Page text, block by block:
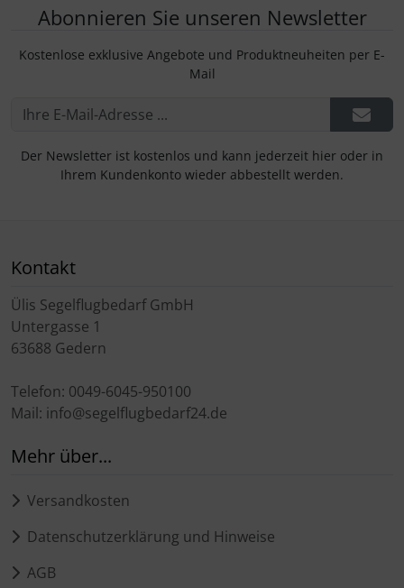
Abonnieren Sie unseren Newsletter
Kostenlose exklusive Angebote und Produktneuheiten per E-
Mail
Der Newsletter ist kostenlos und kann jederzeit hier oder in
Ihrem Kundenkonto wieder abbestellt werden.
Kontakt
Ülis Segelflugbedarf GmbH
Untergasse 1
63688 Gedern
Telefon: 0049-6045-950100
Mail: info@segelflugbedarf24.de
Mehr über...
Versandkosten
Datenschutzerklärung und Hinweise
AGB